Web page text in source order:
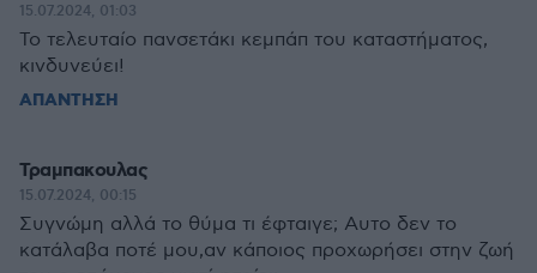
15.07.2024, 01:03
Το τελευταίο πανσετάκι κεμπάπ του καταστήματος,
κινδυνεύει!
ΑΠΑΝΤΗΣΗ
Τραμπακουλας
15.07.2024, 00:15
Συγνώμη αλλά το θύμα τι έφταιγε; Αυτο δεν το
κατάλαβα ποτέ μου,αν κάποιος προχωρήσει στην ζωή